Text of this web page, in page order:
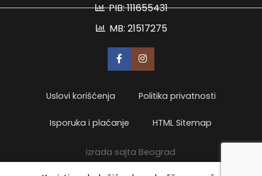
PIB: 111655431
MB: 21517275
Uslovi korišćenja Politika privatnosti
Isporuka i plaćanje HTML Sitemap
izrada sajta Beograd